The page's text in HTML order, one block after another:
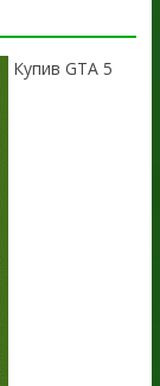
Купив GTA 5